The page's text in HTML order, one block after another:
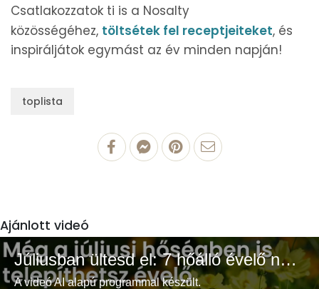
Csatlakozzatok ti is a Nosalty
közösségéhez, töltsétek fel receptjeiteket, és
inspiráljátok egymást az év minden napján!
toplista
Ajánlott videó
Júliusban ültesd el: 7 hőálló évelő növény a színes és buja kertért
A videó AI alapú programmal készült.